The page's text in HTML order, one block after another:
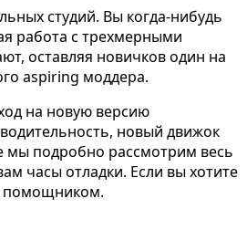
студий. Вы когда-нибудь
работа с трехмерными
оставляя новичков один на
aspiring моддера.
на новую версию
новый движок
мы подробно рассмотрим весь
часы отладки. Если вы хотите
помощником.